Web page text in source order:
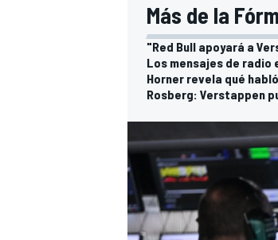
WRCMás de la
"Red Bull apoyará a
Los mensajes de radio
Horner revela qué
Rosberg: Verstappen